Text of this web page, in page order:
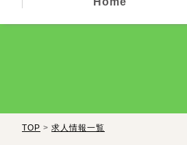
TOP > 求人情報一覧